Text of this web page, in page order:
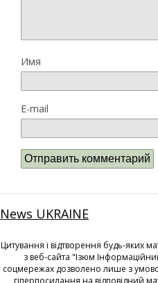
Имя
E-mail
News UKRAINE
Цитування і відтворення будь-яких
з веб-сайта "Ізюм
соцмережах дозволено лише з
гіперпосилання на відповідний